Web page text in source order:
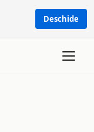
Deschide